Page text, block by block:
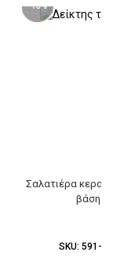
-10%
Σαλατιέρα
βάση
SKU: 591-